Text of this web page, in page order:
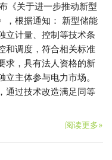
《关于进一步推动新型
，根据通知： 新型储能
立计量、控制等技术条
和调度，符合相关标准
求，具有法人资格的新
主体参与电力市场。
通过技术改造满足同等
阅读更多»